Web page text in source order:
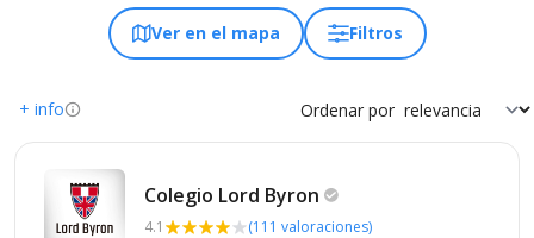
Ver en el mapa Filtros
+ info Ordenar por
Colegio Lord Byron
4.1 (111 valoraciones)